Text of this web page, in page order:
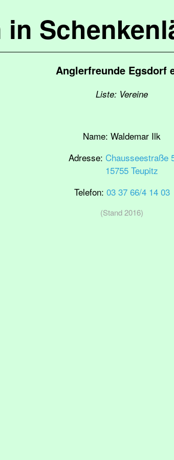
Anglerfreunde Egsdorf
Liste: Vereine
Name: Waldemar Ilk
Adresse: Chausseestraße
15755 Teupitz
Telefon: 03 37 66/4 14 03
(Stand 2016)